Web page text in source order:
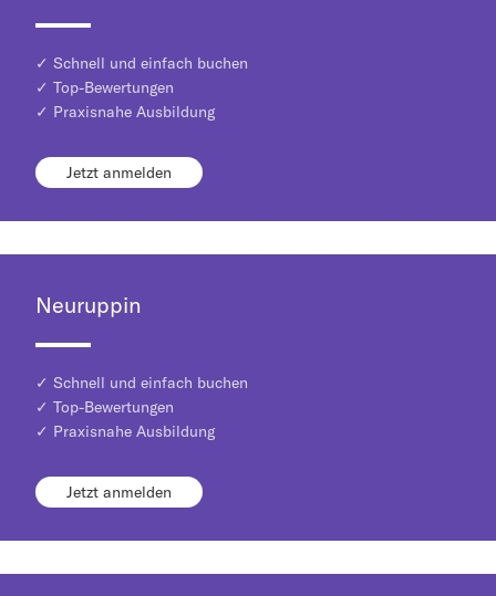
✓ Schnell und einfach buchen
✓ Top-Bewertungen
✓ Praxisnahe Ausbildung
Jetzt anmelden
Neuruppin
✓ Schnell und einfach buchen
✓ Top-Bewertungen
✓ Praxisnahe Ausbildung
Jetzt anmelden